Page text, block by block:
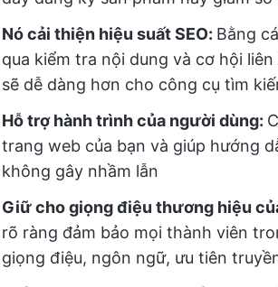
Nó cải thiện hiệu suất SEO: Bằng
qua kiểm tra nội dung và cơ hội
sẽ dễ dàng hơn cho công cụ tìm
Hỗ trợ hành trình của người dùng:
trang web của bạn và giúp hướng
không gây nhầm lẫn
Giữ cho giọng điệu thương hiệu
rõ ràng đảm bảo mọi thành viên
giọng điệu, ngôn ngữ, ưu tiên